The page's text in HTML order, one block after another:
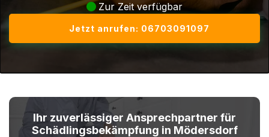
Zur Zeit verfügbar
Jetzt anrufen: 06703091097
Ihr zuverlässiger Ansprechpartner für
Schädlingsbekämpfung in Mödersdorf